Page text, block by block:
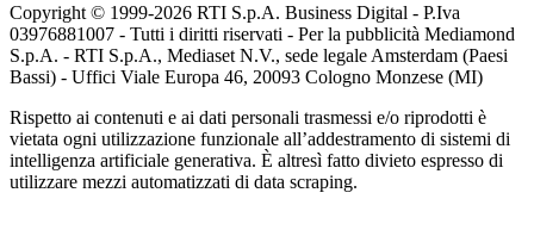
Copyright © 1999-2026 RTI S.p.A. Business Digital - P.Iva
03976881007 - Tutti i diritti riservati - Per la pubblicità Mediamond
S.p.A. - RTI S.p.A., Mediaset N.V., sede legale Amsterdam (Paesi
Bassi) - Uffici Viale Europa 46, 20093 Cologno Monzese (MI)
Rispetto ai contenuti e ai dati personali trasmessi e/o riprodotti è
vietata ogni utilizzazione funzionale all’addestramento di sistemi di
intelligenza artificiale generativa. È altresì fatto divieto espresso di
utilizzare mezzi automatizzati di data scraping.